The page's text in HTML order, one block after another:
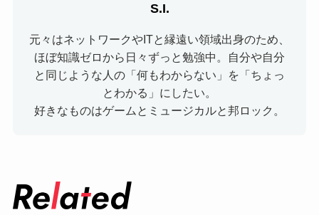
S.I.
元々はネットワークやITと縁遠い領域出身のため、
ほぼ知識ゼロから日々ずっと勉強中。自分や自分
と同じような人の「何もわからない」を「ちょっ
とわかる」にしたい。
好きなものはゲームとミュージカルと邦ロック。